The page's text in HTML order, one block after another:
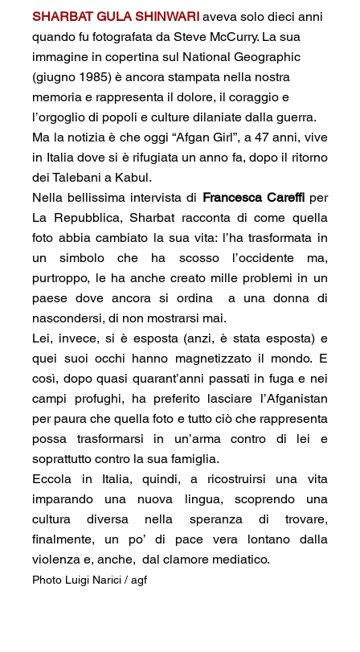
SHARBAT GULA SHINWARI aveva solo dieci anni
quando fu fotografata da Steve McCurry. La sua
immagine in copertina sul National Geographic
(giugno 1985) è ancora stampata nella nostra
memoria e rappresenta il dolore, il coraggio e
l’orgoglio di popoli e culture dilaniate dalla guerra.
Ma la notizia è che oggi “Afgan Girl”, a 47 anni, vive
in Italia dove si è rifugiata un anno fa, dopo il ritorno
dei Talebani a Kabul.
Nella bellissima intervista di Francesca Careffi per
La Repubblica, Sharbat racconta di come quella
foto abbia cambiato la sua vita: l’ha trasformata in
un simbolo che ha scosso l’occidente ma,
purtroppo, le ha anche creato mille problemi in un
paese dove ancora si ordina  a una donna di
nascondersi, di non mostrarsi mai.
Lei, invece, si è esposta (anzi, è stata esposta) e
quei suoi occhi hanno magnetizzato il mondo. E
così, dopo quasi quarant’anni passati in fuga e nei
campi profughi, ha preferito lasciare l’Afganistan
per paura che quella foto e tutto ciò che rappresenta
possa trasformarsi in un’arma contro di lei e
soprattutto contro la sua famiglia.
Eccola in Italia, quindi, a ricostruirsi una vita
imparando una nuova lingua, scoprendo una
cultura diversa nella speranza di trovare,
finalmente, un po’ di pace vera lontano dalla
violenza e, anche,  dal clamore mediatico.
Photo Luigi Narici / agf